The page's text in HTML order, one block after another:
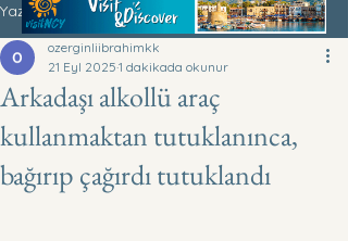
Yazı
Arkadaşı alkollü araç
kullanmaktan tutuklanınca,
bağırıp çağırdı tutuklandı
ozerginliibrahimkk
21 Eyl 2025 1 dakikada okunur